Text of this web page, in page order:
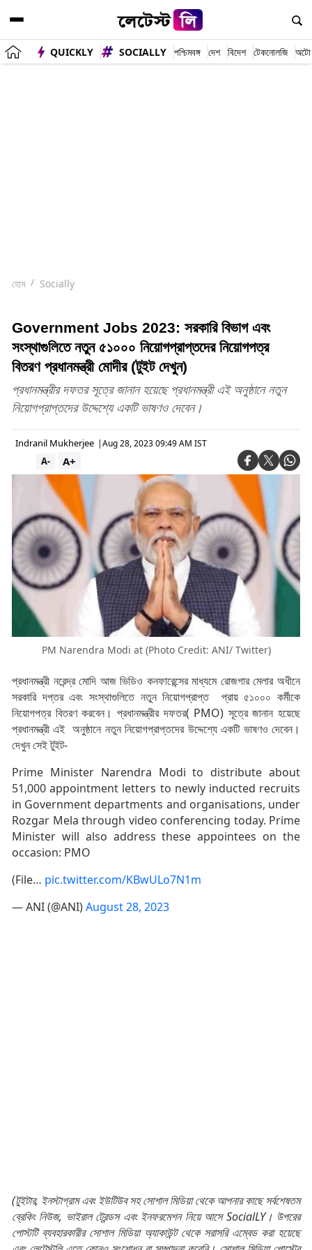
QUICKLY SOCIALLY পশ্চিমবঙ্গ দেশ বিদেশ টেকনোলজি অটো
হোম Socially
Government Jobs 2023: সরকারি বিভাগ এবং
সংস্থাগুলিতে নতুন ৫১০০০ নিয়োগপ্রাপ্তদের নিয়োগপত্র
বিতরণ প্রধানমন্ত্রী মোদীর (টুইট দেখুন)
প্রধানমন্ত্রীর দফতর সূত্রে জানান হয়েছে প্রধানমন্ত্রী এই অনুষ্ঠানে নতুন
নিয়োগপ্রাপ্তদের উদ্দেশ্যে একটি ভাষণও দেবেন।
Indranil Mukherjee |Aug 28, 2023 09:49 AM IST
A+
A-
PM Narendra Modi at (Photo Credit: ANI/ Twitter)
প্রধানমন্ত্রী নরেন্দ্র মোদি আজ ভিডিও কনফারেন্সের মাধ্যমে রোজগার মেলার অধীনে
সরকারি দপ্তর এবং সংস্থাগুলিতে নতুন নিয়োগপ্রাপ্ত প্রায় ৫১০০০ কর্মীকে
নিয়োগপত্র বিতরণ করবেন। প্রধানমন্ত্রীর দফতর( PMO) সূত্রে জানান হয়েছে
প্রধানমন্ত্রী এই অনুষ্ঠানে নতুন নিয়োগপ্রাপ্তদের উদ্দেশ্যে একটি ভাষণও দেবেন।
দেখুন সেই টুইট-
Prime Minister Narendra Modi to distribute about
51,000 appointment letters to newly inducted recruits
in Government departments and organisations, under
Rozgar Mela through video conferencing today. Prime
Minister will also address these appointees on the
occasion: PMO
(File… pic.twitter.com/KBwULo7N1m
— ANI (@ANI)August 28, 2023
(টুইটার, ইনস্টাগ্রাম এবং ইউটিউব সহ সোশাল মিডিয়া থেকে আপনার কাছে সর্বশেষতম
ব্রেকিং নিউজ, ভাইরাল ট্রেন্ডস এবং ইনফরমেশন নিয়ে আসে SocialLY। উপরের
পোস্টটি ব্যবহারকারীর সোশাল মিডিয়া অ্যাকাউন্ট থেকে সরাসরি এম্বেড করা হয়েছে